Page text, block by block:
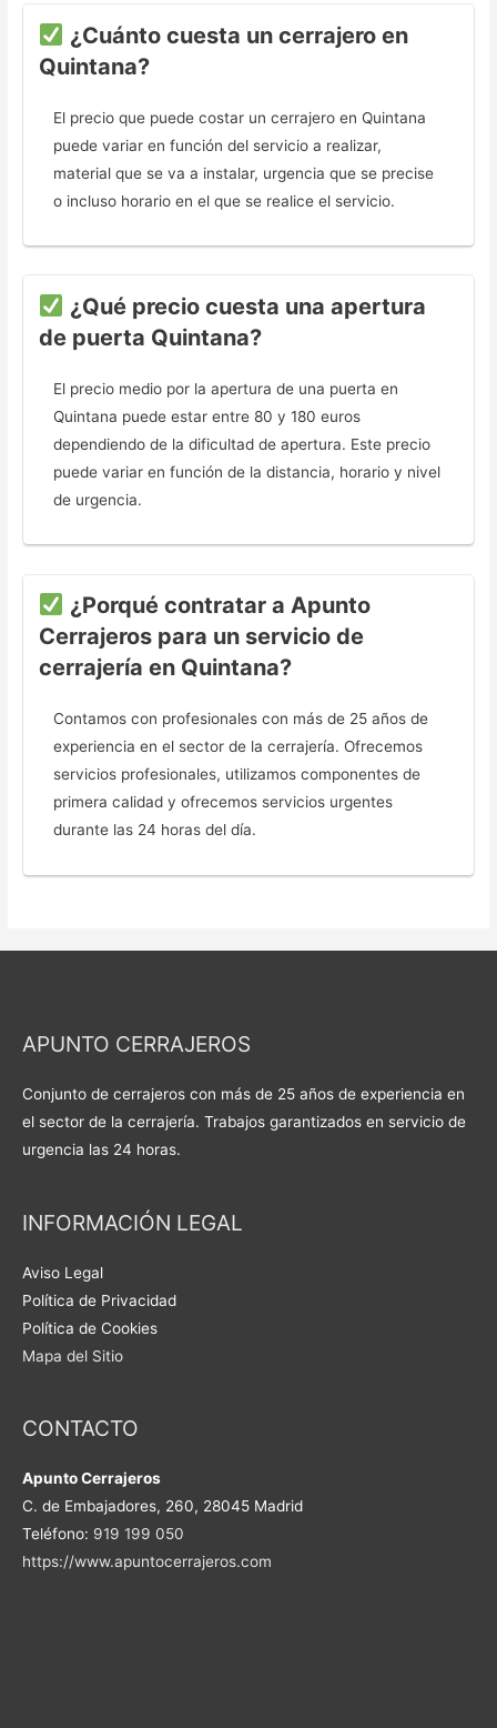
¿Cuánto cuesta un cerrajero en
Quintana?
El precio que puede costar un cerrajero en Quintana
puede variar en función del servicio a realizar,
material que se va a instalar, urgencia que se precise
o incluso horario en el que se realice el servicio.
¿Qué precio cuesta una apertura
de puerta Quintana?
El precio medio por la apertura de una puerta en
Quintana puede estar entre 80 y 180 euros
dependiendo de la dificultad de apertura. Este precio
puede variar en función de la distancia, horario y nivel
de urgencia.
¿Porqué contratar a Apunto
Cerrajeros para un servicio de
cerrajería en Quintana?
Contamos con profesionales con más de 25 años de
experiencia en el sector de la cerrajería. Ofrecemos
servicios profesionales, utilizamos componentes de
primera calidad y ofrecemos servicios urgentes
durante las 24 horas del día.
APUNTO CERRAJEROS
Conjunto de cerrajeros con más de 25 años de experiencia en
el sector de la cerrajería. Trabajos garantizados en servicio de
urgencia las 24 horas.
INFORMACIÓN LEGAL
Aviso Legal
Política de Privacidad
Política de Cookies
Mapa del Sitio
CONTACTO
Apunto Cerrajeros
C. de Embajadores, 260, 28045 Madrid
Teléfono: 919 199 050
https://www.apuntocerrajeros.com